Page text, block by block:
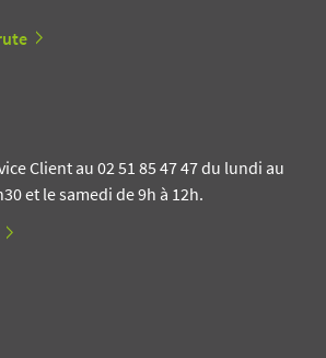
Client au 02 51 85 47 47 du lundi au
et le samedi de 9h à 12h.